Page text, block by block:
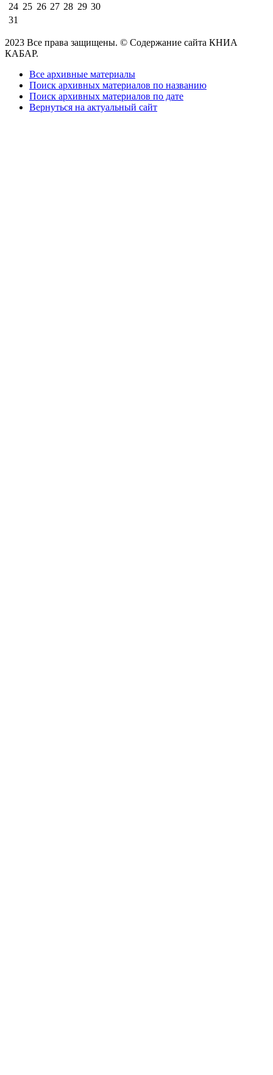
24 25 26 27 28 29 30
31
2023 Все права защищены. © Содержание сайта КНИА
КАБАР.
Все архивные материалы
Поиск архивных материалов по названию
Поиск архивных материалов по дате
Вернуться на актуальный сайт